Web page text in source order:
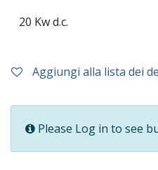
Aggiungi alla lista dei
Please Log in to see